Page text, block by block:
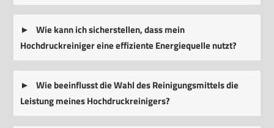
Wie kann ich sicherstellen, dass mein
Hochdruckreiniger eine effiziente Energiequelle nutzt?
Wie beeinflusst die Wahl des Reinigungsmittels die
Leistung meines Hochdruckreinigers?